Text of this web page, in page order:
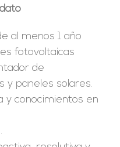
al menos 1 año
fotovoltaicas
de
y paneles solares.
y conocimientos en